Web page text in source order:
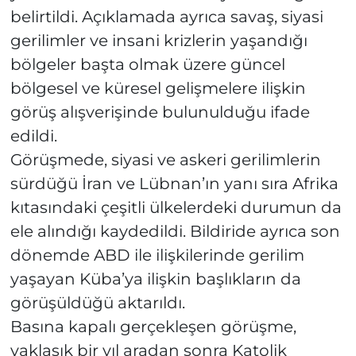
belirtildi. Açıklamada ayrıca savaş, siyasi
gerilimler ve insani krizlerin yaşandığı
bölgeler başta olmak üzere güncel
bölgesel ve küresel gelişmelere ilişkin
görüş alışverişinde bulunulduğu ifade
edildi.
Görüşmede, siyasi ve askeri gerilimlerin
sürdüğü İran ve Lübnan’ın yanı sıra Afrika
kıtasındaki çeşitli ülkelerdeki durumun da
ele alındığı kaydedildi. Bildiride ayrıca son
dönemde ABD ile ilişkilerinde gerilim
yaşayan Küba’ya ilişkin başlıkların da
görüşüldüğü aktarıldı.
Basına kapalı gerçekleşen görüşme,
yaklaşık bir yıl aradan sonra Katolik